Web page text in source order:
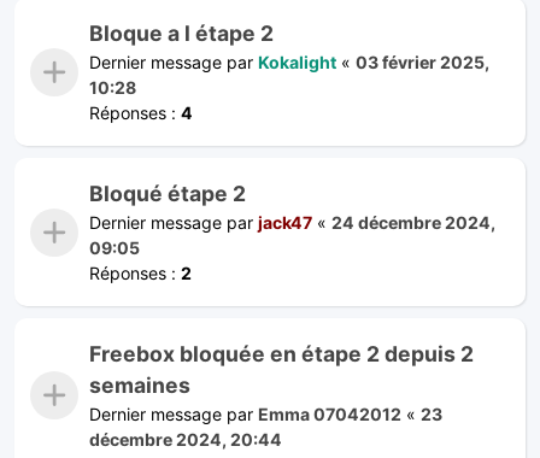
Bloque a l étape 2
Dernier message par Kokalight « 03 février 2025,
10:28
Réponses : 4
Bloqué étape 2
Dernier message par jack47 « 24 décembre 2024,
09:05
Réponses : 2
Freebox bloquée en étape 2 depuis 2
semaines
Dernier message par Emma 07042012 « 23
décembre 2024, 20:44